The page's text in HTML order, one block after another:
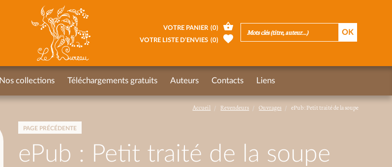
Accueil Revendeurs Ouvrages ePub : Petit traité de la soupe
PAGE PRÉCÉDENTE
ePub : Petit traité de la soupe
VOTRE PANIER (0)
VOTRE LISTE D’ENVIES (0)
Nos collections Téléchargements gratuits Auteurs Contacts Liens